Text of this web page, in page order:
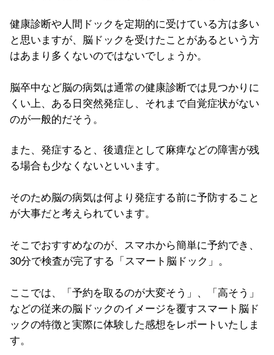
健康診断や人間ドックを定期的に受けている方は多い
と思いますが、脳ドックを受けたことがあるという方
はあまり多くないのではないでしょうか。
脳卒中など脳の病気は通常の健康診断では見つかりに
くい上、ある日突然発症し、それまで自覚症状がない
のが一般的だそう。
また、発症すると、後遺症として麻痺などの障害が残
る場合も少なくないといいます。
そのため脳の病気は何より発症する前に予防すること
が大事だと考えられています。
そこでおすすめなのが、スマホから簡単に予約でき、
30分で検査が完了する「スマート脳ドック」。
ここでは、「予約を取るのが大変そう」、「高そう」
などの従来の脳ドックのイメージを覆すスマート脳ド
ックの特徴と実際に体験した感想をレポートいたしま
す。